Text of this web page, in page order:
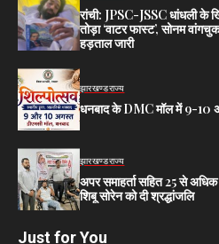
रांची: JPSC-JSSC धांधली के
तोड़ा ‘वाटर फास्ट’, सोनम
हड़ताल जारी
झारखण्डराज्य
धनबाद के DMC मॉल में 9-10
झारखण्डराज्य
अपर समाहर्ता सहित 25 से अधिक
शिबू सोरेन को दी श्रद्धांजलि
Just for You